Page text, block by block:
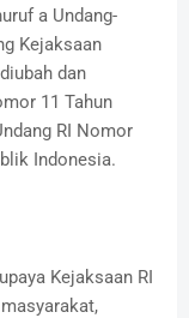
a Undang-
Kejaksaan
dan
11 Tahun
RI Nomor
Indonesia.
Kejaksaan RI